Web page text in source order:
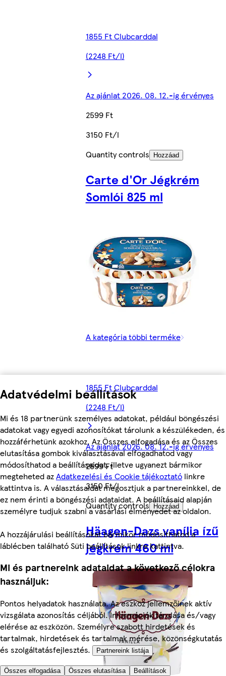
Adatvédelmi beállítások
Mi és 18 partnerünk személyes adatokat, például böngészési
adatokat vagy egyedi azonosítókat tárolunk a készülékeden, és
hozzáférhetünk azokhoz. Az Összes elfogadása és az Összes
elutasítása gombok kiválasztásával elfogadhatod vagy
módosíthatod a beállításaidat, illetve ugyanezt bármikor
megteheted azAdatkezelési és Cookie tájékoztató linkre
kattintva is. A választásaidat megosztjuk a partnereinkkel, de
ez nem érinti a böngészési adataidat. A beállításaid alapján
személyre tudjuk szabni a vásárlási élményedet az oldalon.
A hozzájárulási beállításokat bármikor módosíthatod a
láblécben található Süti beállítások linkre kattintva.
Mi és partnereink adataidat a következő célokra
használjuk:
Pontos helyadatok használata. Az eszköz jellemzőinek aktív
vizsgálata azonosítás céljából. Információk tárolása és/vagy
elérése az eszközön. Személyre szabott hirdetések és
tartalmak, hirdetések és tartalmak mérése, közönségkutatás
és szolgáltatásfejlesztés.
Partnereink listája
Összes elfogadása Összes elutasítása Beállítások
1855 Ft Clubcarddal
(2248 Ft/l)
Az ajánlat 2026. 08. 12.-ig érvényes
2599 Ft
3150 Ft/l
Quantity controls
Hozzáad
Carte d'Or Jégkrém
Somlói 825 ml
A kategória többi terméke
1855 Ft Clubcarddal
(2248 Ft/l)
Az ajánlat 2026. 08. 12.-ig érvényes
2599 Ft
3150 Ft/l
Quantity controls
Hozzáad
Häagen-Dazs vanília ízű
jégkrém 460 ml